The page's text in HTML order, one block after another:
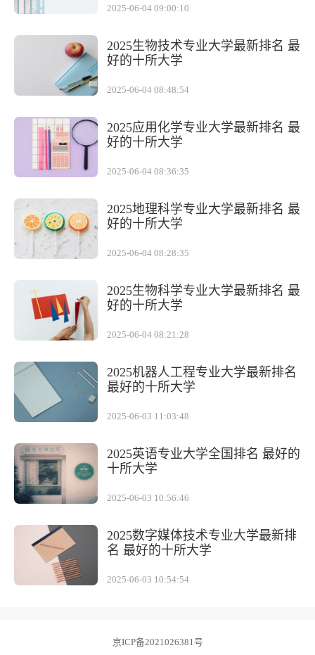
2025-06-04 09:00:10
2025生物技术专业大学最新排名 最
好的十所大学
2025-06-04 08:48:54
2025应用化学专业大学最新排名 最
好的十所大学
2025-06-04 08:36:35
2025地理科学专业大学最新排名 最
好的十所大学
2025-06-04 08:28:35
2025生物科学专业大学最新排名 最
好的十所大学
2025-06-04 08:21:28
2025机器人工程专业大学最新排名
最好的十所大学
2025-06-03 11:03:48
2025英语专业大学全国排名 最好的
十所大学
2025-06-03 10:56:46
2025数字媒体技术专业大学最新排
名 最好的十所大学
2025-06-03 10:54:54
京ICP备2021026381号